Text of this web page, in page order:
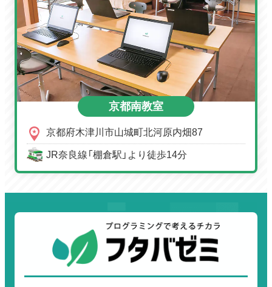
京都南教室
京都府木津川市山城町北河原内畑87
JR奈良線「棚倉駅」より徒歩14分